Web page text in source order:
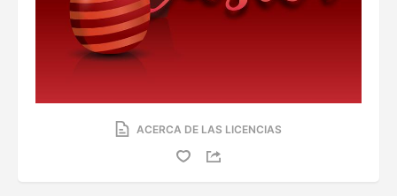
ACERCA DE LAS LICENCIAS